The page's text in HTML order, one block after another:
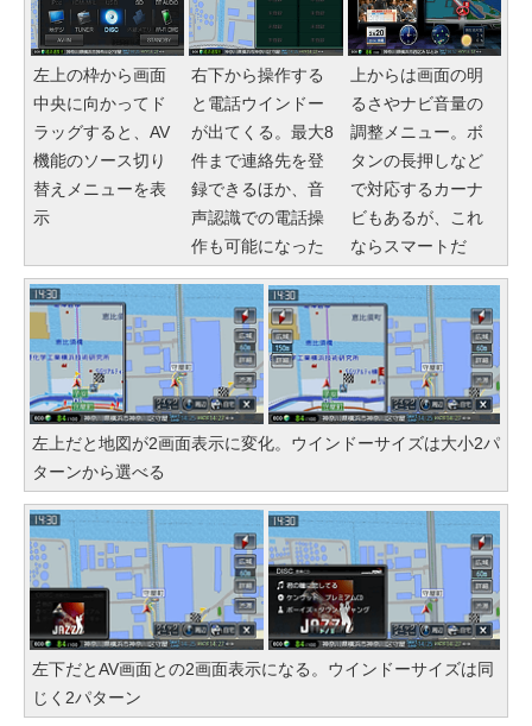
左上の枠から画面
中央に向かってド
ラッグすると、AV
機能のソース切り
替えメニューを表
示
右下から操作する
と電話ウインドー
が出てくる。最大8
件まで連絡先を登
録できるほか、音
声認識での電話操
作も可能になった
上からは画面の明
るさやナビ音量の
調整メニュー。ボ
タンの長押しなど
で対応するカーナ
ビもあるが、これ
ならスマートだ
左上だと地図が2画面表示に変化。ウインドーサイズは大小2パ
ターンから選べる
左下だとAV画面との2画面表示になる。ウインドーサイズは同
じく2パターン